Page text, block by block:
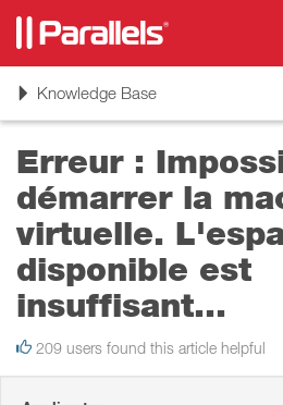
ToggleKnowledge Base
Erreur :
démarrer la
virtuelle.
disponible est
insuffisant...
209 users found this article helpful